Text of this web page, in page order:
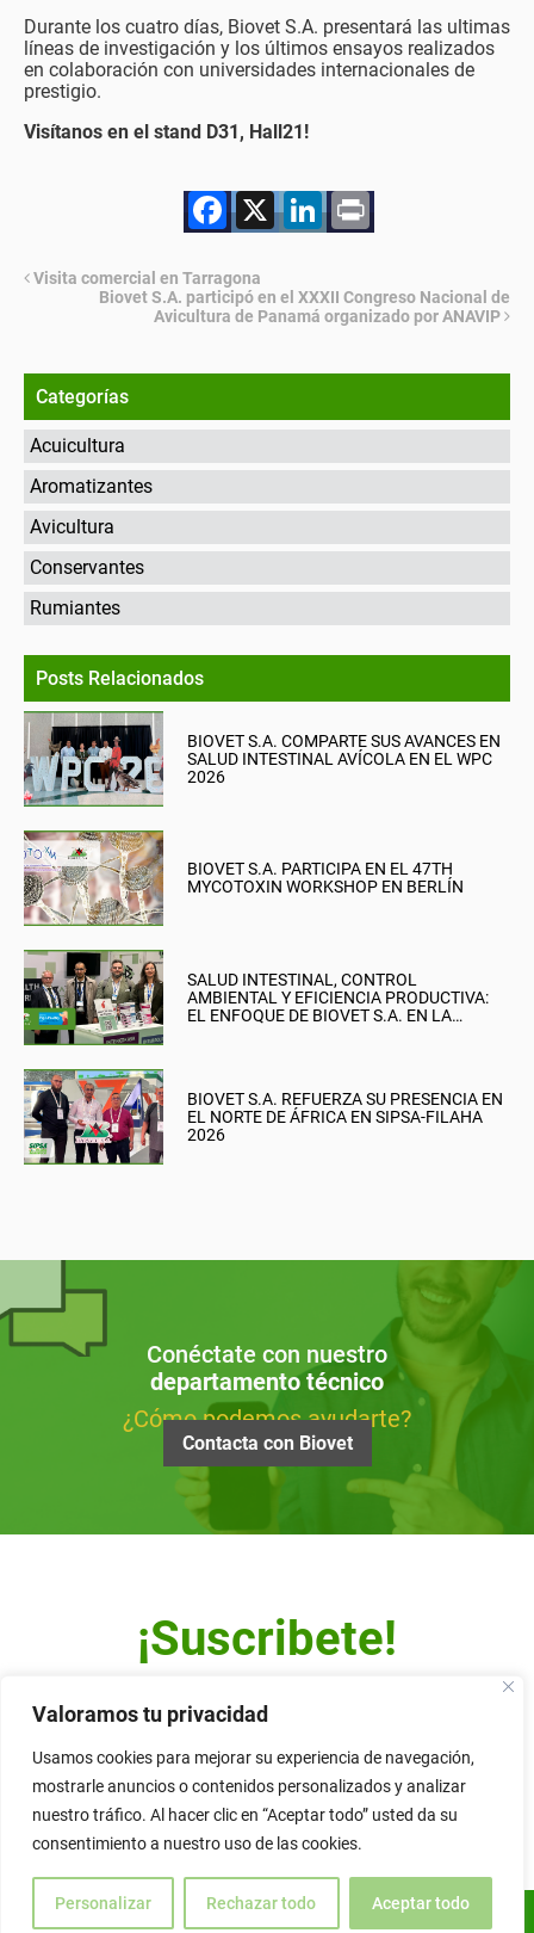
Valoramos tu privacidad
Usamos cookies para mejorar su experiencia de navegación,
mostrarle anuncios o contenidos personalizados y analizar
nuestro tráfico. Al hacer clic en “Aceptar todo” usted da su
consentimiento a nuestro uso de las cookies.
Personalizar Rechazar todo Aceptar todo
ES
Durante los cuatro días, Biovet S.A. presentará las ultimas
líneas de investigación y los últimos ensayos realizados
en colaboración con universidades internacionales de
prestigio.
Visítanos en el stand D31, Hall21!
Facebook
X LinkedIn
Print
Visita comercial en Tarragona
Biovet S.A. participó en el XXXII Congreso Nacional de
Avicultura de Panamá organizado por ANAVIP
Categorías
Acuicultura
Aromatizantes
Avicultura
Conservantes
Rumiantes
Posts Relacionados
BIOVET S.A. COMPARTE SUS AVANCES EN
SALUD INTESTINAL AVÍCOLA EN EL WPC
2026
BIOVET S.A. PARTICIPA EN EL 47TH
MYCOTOXIN WORKSHOP EN BERLÍN
SALUD INTESTINAL, CONTROL
AMBIENTAL Y EFICIENCIA PRODUCTIVA:
EL ENFOQUE DE BIOVET S.A. EN LA
BIOVET S.A. REFUERZA SU PRESENCIA EN
EL NORTE DE ÁFRICA EN SIPSA-FILAHA
2026
Conéctate con nuestro
departamento técnico
¿Cómo podemos ayudarte?
Contacta con Biovet
¡Suscribete!
Escribe tu dirección de correo y recibe nuestro Newsletter.
Alternative: